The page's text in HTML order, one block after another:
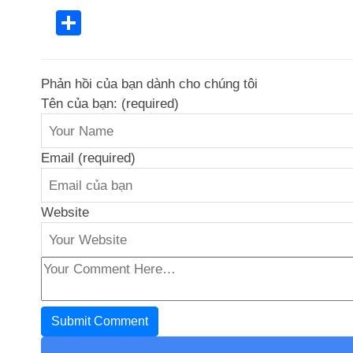
Phản hồi của bạn dành cho chúng tôi
Tên của bạn: (required)
Email (required)
Website